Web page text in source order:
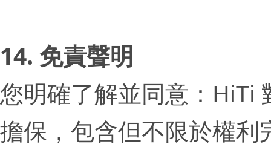
14. 免責聲明
您明確了解並同意：HiTi
擔保，包含但不限於權